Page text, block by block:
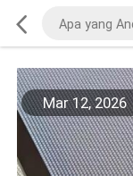
Mar 12, 2026